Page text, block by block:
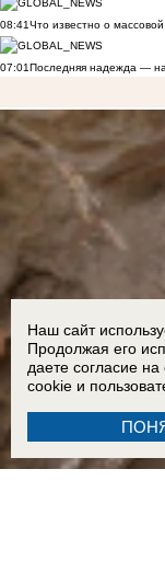
08:41Что известно о
07:01Последняя надежда — на
Наш сайт
Продолжая его
даете согласие на
cookie и